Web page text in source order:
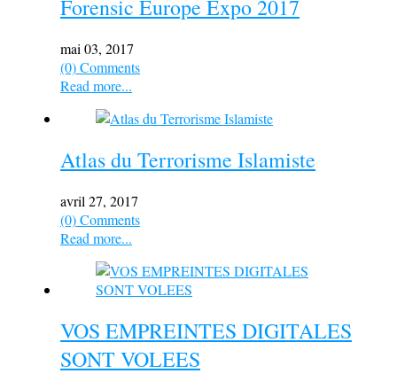
Forensic Europe Expo 2017
mai 03, 2017
(0) Comments
Read more...
Atlas du Terrorisme Islamiste
avril 27, 2017
(0) Comments
Read more...
VOS EMPREINTES DIGITALES
SONT VOLEES